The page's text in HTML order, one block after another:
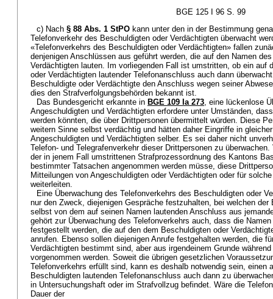
BGE 125 I 96 S. 99
c) Nach § 88 Abs. 1 StPO kann unter den in der Bestimmung
Telefonverkehr des Beschuldigten oder Verdächtigten überwacht
«Telefonverkehrs des Beschuldigten oder Verdächtigten» fallen
denjenigen Anschlüssen aus geführt werden, die auf den Namen
Verdächtigten lauten. Im vorliegenden Fall ist umstritten, ob ein auf
oder Verdächtigten lautender Telefonanschluss auch dann
Beschuldigte oder Verdächtigte den Anschluss wegen seiner
dies den Strafverfolgungsbehörden bekannt ist.
Das Bundesgericht erkannte in BGE 109 Ia 273, eine lückenlose
Angeschuldigten und Verdächtigten erfordere unter Umständen,
werden könnten, die über Drittpersonen übermittelt würden. Diese
weitern Sinne selbst verdächtig und hätten daher Eingriffe in
Angeschuldigten und Verdächtigten selber. Es sei daher nicht
Telefon- und Telegrafenverkehr dieser Drittpersonen zu
der in jenem Fall umstrittenen Strafprozessordnung des Kantons
bestimmter Tatsachen angenommen werden müsse, diese
Mitteilungen von Angeschuldigten oder Verdächtigten oder für
weiterleiten.
Eine Überwachung des Telefonverkehrs des Beschuldigten oder
nur den Zweck, diejenigen Gespräche festzuhalten, bei welchen der
selbst von dem auf seinen Namen lautenden Anschluss aus
gehört zur Überwachung des Telefonverkehrs auch, dass die
festgestellt werden, die auf den dem Beschuldigten oder
anrufen. Ebenso sollen diejenigen Anrufe festgehalten werden, die
Verdächtigten bestimmt sind, aber aus irgendeinem Grunde
vorgenommen werden. Soweit die übrigen gesetzlichen
Telefonverkehrs erfüllt sind, kann es deshalb notwendig sein, einen
Beschuldigten lautenden Telefonanschluss auch dann zu
in Untersuchungshaft oder im Strafvollzug befindet. Wäre die
Dauer der